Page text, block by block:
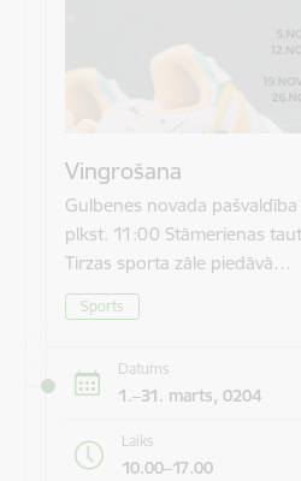
Vingrošana
Gulbenes novada
plkst. 11:00 Stāmerienas
Tirzas sporta zāle piedāvā…
Sports
Datums
1.–31. marts, 0204
Laiks
10.00–17.00